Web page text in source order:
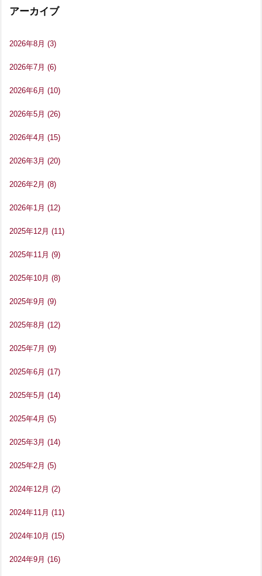
アーカイブ
2026年8月 (3)
2026年7月 (6)
2026年6月 (10)
2026年5月 (26)
2026年4月 (15)
2026年3月 (20)
2026年2月 (8)
2026年1月 (12)
2025年12月 (11)
2025年11月 (9)
2025年10月 (8)
2025年9月 (9)
2025年8月 (12)
2025年7月 (9)
2025年6月 (17)
2025年5月 (14)
2025年4月 (5)
2025年3月 (14)
2025年2月 (5)
2024年12月 (2)
2024年11月 (11)
2024年10月 (15)
2024年9月 (16)